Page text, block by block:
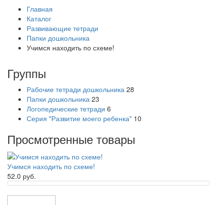
Главная
Каталог
Развивающие тетради
Папки дошкольника
Учимся находить по схеме!
Группы
Рабочие тетради дошкольника 28
Папки дошкольника 23
Логопедические тетради 6
Серия "Развитие моего ребенка" 10
Просмотренные товары
Учимся находить по схеме!
52.0 руб.